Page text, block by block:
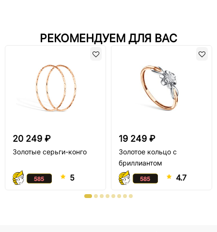
РЕКОМЕНДУЕМ ДЛЯ ВАС
20 249 ₽
Золотые серьги-конго
5
19 249 ₽
Золотое кольцо с
бриллиантом
4.7